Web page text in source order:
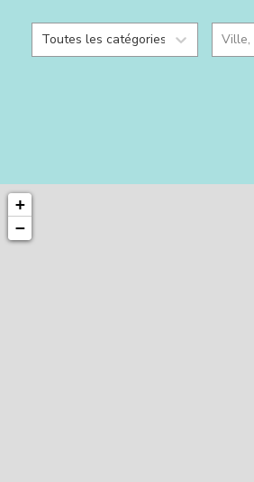
Toutes les catégories Ville,
+
−